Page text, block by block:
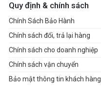
Quy định & chính sách
Chính Sách Bảo Hành
Chính sách đổi, trả lại hàng
Chính sách cho doanh nghiệp
Chính sách vận chuyển
Bảo mật thông tin khách hàng